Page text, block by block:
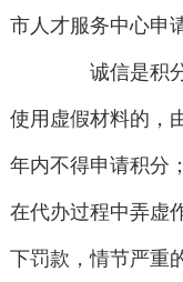
市人才服务中心申
诚信是积分
使用虚假材料的，
年内不得申请积分
在代办过程中弄虚
下罚款，情节严重